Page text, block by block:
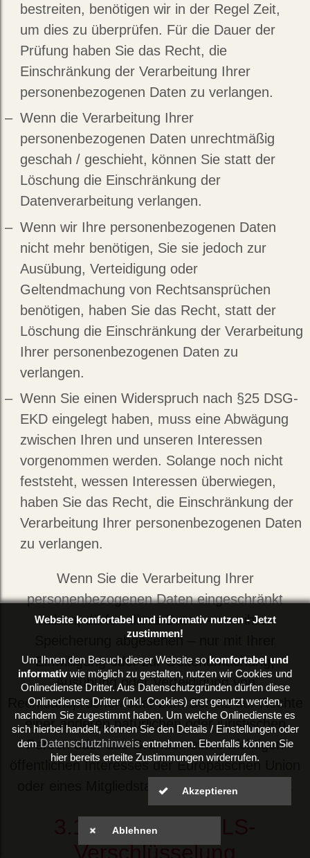
bestreiten, benötigen wir in der Regel Zeit,
um dies zu überprüfen. Für die Dauer der
Prüfung haben Sie das Recht, die
Einschränkung der Verarbeitung Ihrer
personenbezogenen Daten zu verlangen.
Wenn die Verarbeitung Ihrer
personenbezogenen Daten unrechtmäßig
geschah / geschieht, können Sie statt der
Löschung die Einschränkung der
Datenverarbeitung verlangen.
Wenn wir Ihre personenbezogenen Daten
nicht mehr benötigen, Sie sie jedoch zur
Ausübung, Verteidigung oder
Geltendmachung von Rechtsansprüchen
benötigen, haben Sie das Recht, statt der
Löschung die Einschränkung der Verarbeitung
Ihrer personenbezogenen Daten zu
verlangen.
Wenn Sie einen Widerspruch nach §25 DSG-
EKD eingelegt haben, muss eine Abwägung
zwischen Ihren und unseren Interessen
vorgenommen werden. Solange noch nicht
feststeht, wessen Interessen überwiegen,
haben Sie das Recht, die Einschränkung der
Verarbeitung Ihrer personenbezogenen Daten
zu verlangen.
Wenn Sie die Verarbeitung Ihrer
personenbezogenen Daten eingeschränkt
haben, dürfen diese Daten – von ihrer
Speicherung abgesehen – nur mit Ihrer
Einwilligung oder zur Geltendmachung,
Ausübung oder Verteidigung von
Rechtsansprüchen oder zum Schutz der Rechte
einer anderen natürlichen oder juristischen
Person oder aus Gründen eines wichtigen
öffentlichen Interesses der Europäischen Union
oder eines Mitgliedstaats verarbeitet werden.
3.11
SSL- bzw. TLS-
Verschlüsselung
Website komfortabel und informativ nutzen - Jetzt
zustimmen!
Um Ihnen den Besuch dieser Website so komfortabel und
informativwie möglich zu gestalten, nutzen wir Cookies und
Onlinedienste Dritter. Aus Datenschutzgründen dürfen diese
Onlinedienste Dritter (inkl. Cookies) erst genutzt werden,
nachdem Sie zugestimmt haben. Um welche Onlinedienste es
sich hierbei handelt, können Sie den Details / Einstellungen oder
dem Datenschutzhinweisentnehmen. Ebenfalls können Sie
hier bereits erteilte Zustimmungen wirderrufen.